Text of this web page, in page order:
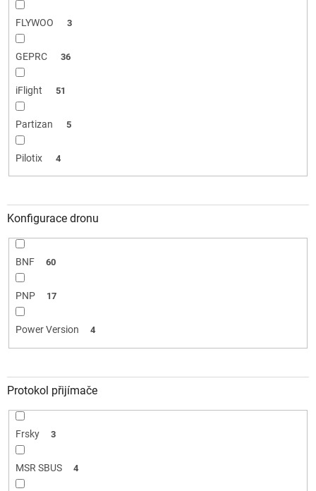
FLYWOO 3
GEPRC 36
iFlight 51
Partizan 5
Pilotix 4
Konfigurace dronu
BNF 60
PNP 17
Power Version 4
Protokol přijímače
Frsky 3
MSR SBUS 4